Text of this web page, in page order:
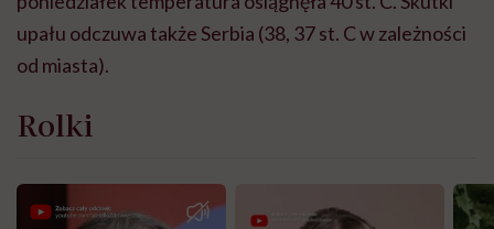
upału odczuwa także Serbia (38, 37 st. C w zależności
od miasta).
Rolki